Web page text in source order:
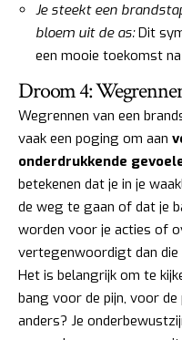
Je steekt een
bloem uit de as:Dit
een mooie toekomst
Droom 4:
Wegrennen van een
vaak een poging om aan
onderdrukkende
betekenen dat je in je
de weg te gaan of dat je
worden voor je acties of
vertegenwoordigt dan
Het is belangrijk om te
bang voor de pijn, voor
anders? Je